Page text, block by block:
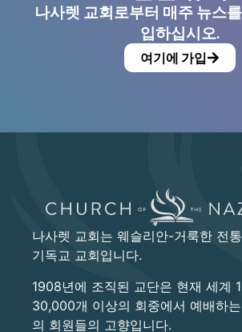
나사렛 교회로부터 매주 뉴스
입하십시오.
여기에 가입
나사렛 교회는 웨슬리안-거룩한 전
기독교 교회입니다.
1908년에 조직된 교단은 현재 세계
30,000개 이상의 회중에서 예배하
의 회원들의 고향입니다.